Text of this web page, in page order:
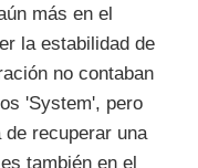
más en el
la estabilidad de
no contaban
'System', pero
recuperar una
también en el